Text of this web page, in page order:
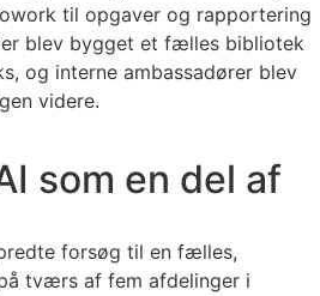
til opgaver og rapportering
blev bygget et fælles bibliotek
og interne ambassadører blev
videre.
som en del af
forsøg til en fælles,
tværs af fem afdelinger i